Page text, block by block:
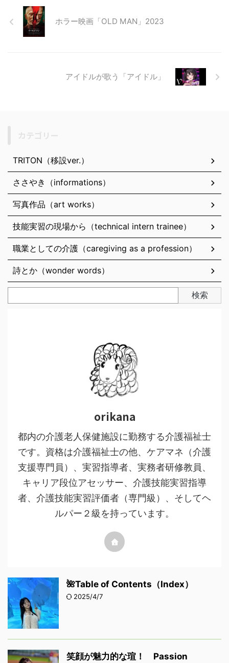
ホラー映画「OLD MAN」2023
アイドルが歌う「アイドル」
TRITON（移設ver.）
ささやき（informations）
写真作品（art works）
技能実習の現場から（technical intern trainee）
職業としての介護（caregiving as a profession）
詩とか（wonder words）
検索
orikana
都内の介護老人保健施設に勤務する介護福祉士
です。資格は介護福祉士の他、ケアマネ（介護
支援専門員）、実習指導者、実務者研修教員、
キャリア段位アセッサー、介護技能実習指導
者、介護技能実習評価者（専門級）、そしてヘ
ルパー２級を持っています。
🌺Table of Contents（Index）
2025/4/7
笑顔が魅力的な瑄！ Passion